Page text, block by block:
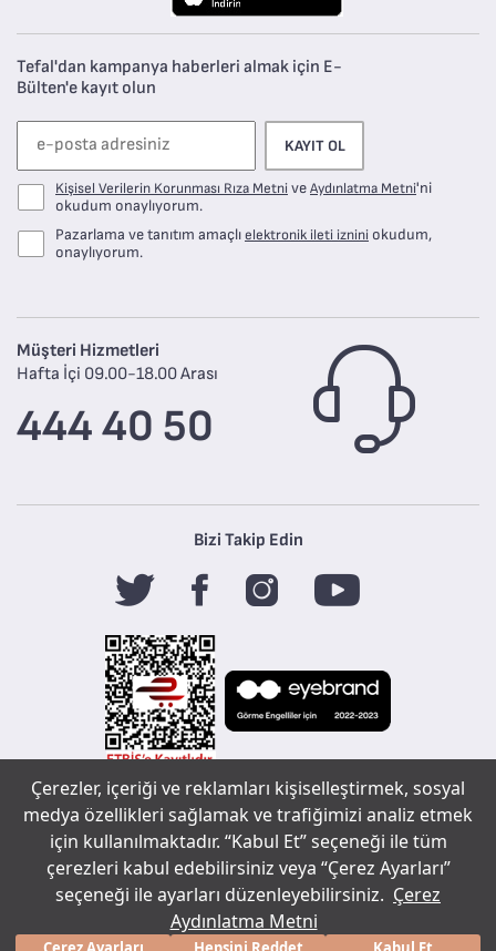
Çerezler, içeriği ve reklamları kişiselleştirmek, sosyal
medya özellikleri sağlamak ve trafiğimizi analiz etmek
için kullanılmaktadır. “Kabul Et” seçeneği ile tüm
çerezleri kabul edebilirsiniz veya “Çerez Ayarları”
seçeneği ile ayarları düzenleyebilirsiniz. Çerez
Aydınlatma Metni
Tefal'dan kampanya haberleri almak için E-
Bülten'e kayıt olun
KAYIT OL
Kişisel Verilerin Korunması Rıza MetniveAydınlatma Metni'ni
okudum onaylıyorum.
Pazarlama ve tanıtım amaçlıelektronik ileti iznini okudum,
onaylıyorum.
Müşteri Hizmetleri
Hafta İçi 09.00-18.00 Arası
444 40 50
Bizi Takip Edin
Copyright ©
2020 Tüm
Tefal
bir markasıdır.
Sohbet çerez tercihleri